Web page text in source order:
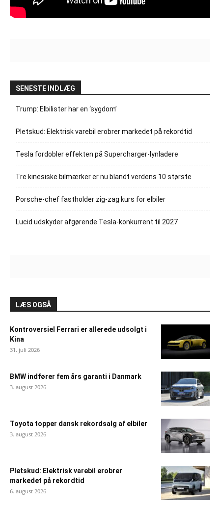
SENESTE INDLÆG
Trump: Elbilister har en ‘sygdom’
Pletskud: Elektrisk varebil erobrer markedet på rekordtid
Tesla fordobler effekten på Supercharger-lynladere
Tre kinesiske bilmærker er nu blandt verdens 10 største
Porsche-chef fastholder zig-zag kurs for elbiler
Lucid udskyder afgørende Tesla-konkurrent til 2027
LÆS OGSÅ
Kontroversiel Ferrari er allerede udsolgt i
Kina
31. juli 2026
BMW indfører fem års garanti i Danmark
3. august 2026
Toyota topper dansk rekordsalg af elbiler
3. august 2026
Pletskud: Elektrisk varebil erobrer
markedet på rekordtid
6. august 2026